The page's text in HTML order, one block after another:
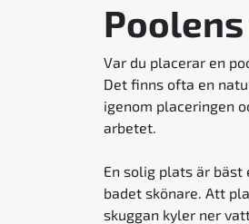
Var du placerar en
Det finns ofta en
igenom placeringen
arbetet.
En solig plats är
badet skönare. Att
skuggan kyler ner